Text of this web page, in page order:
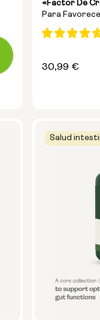
«Factor De
Para
Eliminar La
Precio
30,99 €
Salud